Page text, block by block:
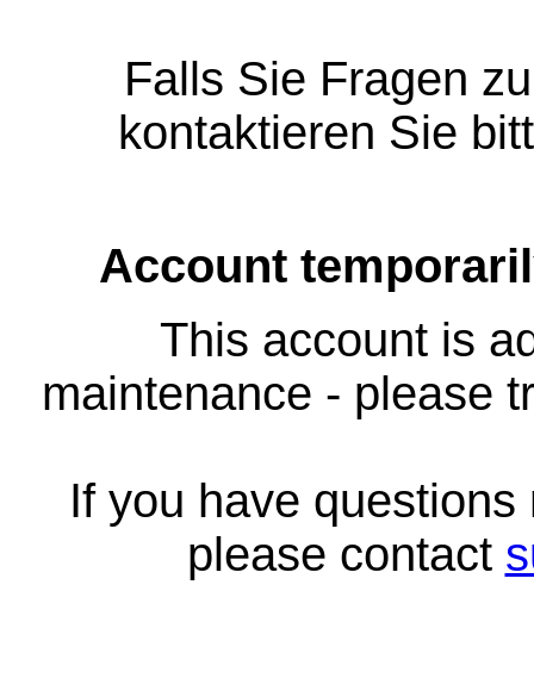
Falls Sie Fragen
kontaktieren Sie
Account
This account is
maintenance - please
If you have
please contact